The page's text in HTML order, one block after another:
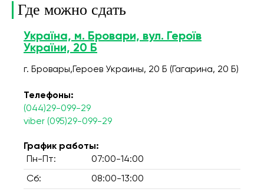
Где можно сдать
Україна, м. Бровари, вул. Героїв
України, 20 Б
г. Бровары,Героев Украины, 20 Б (Гагарина, 20 Б)
Телефоны:
(044)29-099-29
viber (095)29-099-29
График работы:
Пн-Пт:
07:00-14:00
Сб: 08:00-13:00